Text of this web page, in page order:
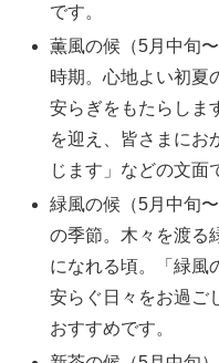
です。
薫風の候（5月中旬
時期。心地よい初夏
安らぎをもたらしま
を迎え、皆さまにお
じます」などの文面
緑風の候（5月中旬
の季節。木々を渡る
になれる頃。「緑風
安らぐ日々をお過ご
おすすめです。